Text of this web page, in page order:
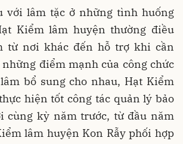
với lâm tặc ở những tình huống
Kiểm lâm huyện thường điều
từ nơi khác đến hỗ trợ khi cần
điểm mạnh của công chức
bổ sung cho nhau, Hạt Kiểm
hiện tốt công tác quản lý bảo
cùng kỳ năm trước, từ đầu năm
lâm huyện Kon Rẫy phối hợp